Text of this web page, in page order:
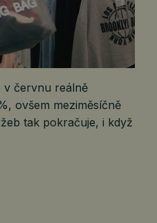
v červnu reálně
ovšem meziměsíčně
tak pokračuje, i když